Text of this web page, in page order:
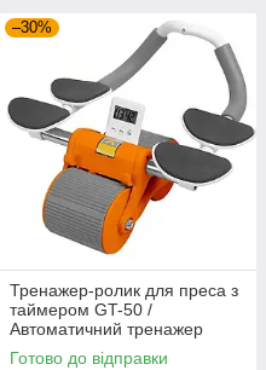
–30%
Тренажер-ролик для преса з
таймером GT-50 /
Автоматичний тренажер
колесо / Тренажер для преса
Готово до відправки